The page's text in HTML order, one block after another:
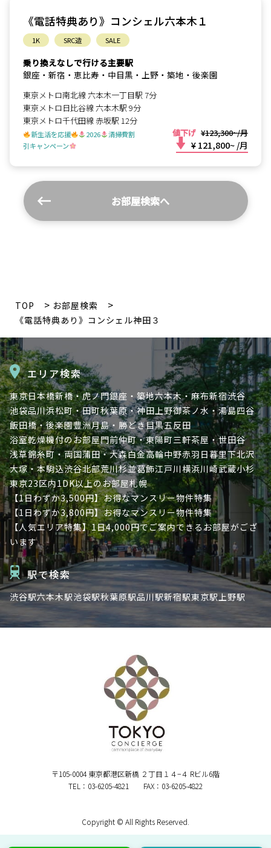
《電話特典あり》コンシェル六本木１
1K SRC造 SALE
乗り換えなしで行ける主要駅
銀座・新宿・恵比寿・中目黒・上野・築地・後楽園
東京メトロ南北線 六本木一丁目駅 7分
東京メトロ日比谷線 六本木駅 9分
東京メトロ千代田線 赤坂駅 12分
新生活を応援 2026
清掃費割
引キャンペーン
値下げ ¥123,300~/月
¥ 121,800~ /月
お部屋検索へ
TOP
お部屋検索
《電話特典あり》コンシェル神田３
エリア検索
東京日本橋新橋・虎ノ門銀座・築地六本木・麻布新宿渋谷
池袋品川浜松町・田町秋葉原・神田 上野御茶ノ水・湯島四谷
飯田橋・後楽園豊洲月島・勝どき目黒五反田
浴室乾燥機付のお部屋門前仲町・東陽町三軒茶屋・世田谷
浅草錦糸町・両国蒲田・大森白金高輪中野赤羽 日暮里下北沢
大塚・本駒込渋谷北部荒川杉並葛飾江戸川横浜川崎武蔵小杉
東京23区内1DK以上のお部屋札幌
【1日わずか3,500円】お得なマンスリー物件特集
【1日わずか3,800円】お得なマンスリー物件特集
【人気エリア特集】1日4,000円でご案内できるお部屋がござ
います
駅で検索
渋谷駅六本木駅池袋駅秋葉原駅品川駅新宿駅東京駅上野駅
〒105-0004 東京都港区新橋 ２丁目１４−４ Rビル6階
TEL：03-6205-4821 FAX：03-6205-4822
Copyright © All Rights Reserved.